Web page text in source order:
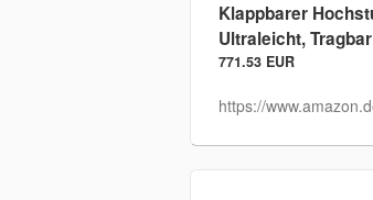
Klappbarer
Ultraleicht,
771.53 EUR
https://